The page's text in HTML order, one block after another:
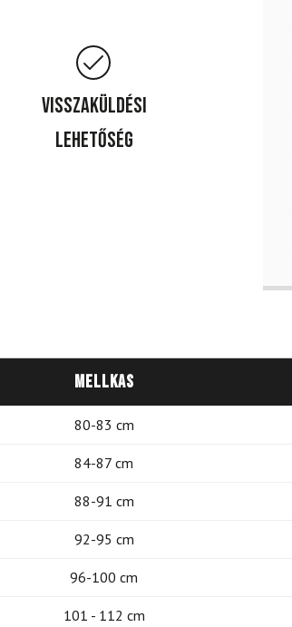
Visszaküldési
lehetőség
Mellkas
80-83 cm
84-87 cm
88-91 cm
92-95 cm
96-100 cm
101 - 112 cm